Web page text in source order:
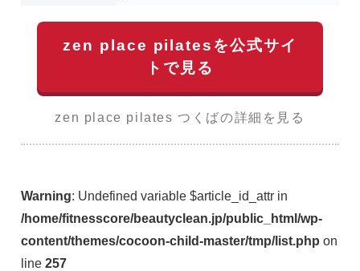
zen place pilatesを公式サイ
トで見る
zen place pilates つくばの詳細を見る
Warning: Undefined variable $article_id_attr in
/home/fitnesscore/beautyclean.jp/public_html/wp-
content/themes/cocoon-child-master/tmp/list.php on
line 257